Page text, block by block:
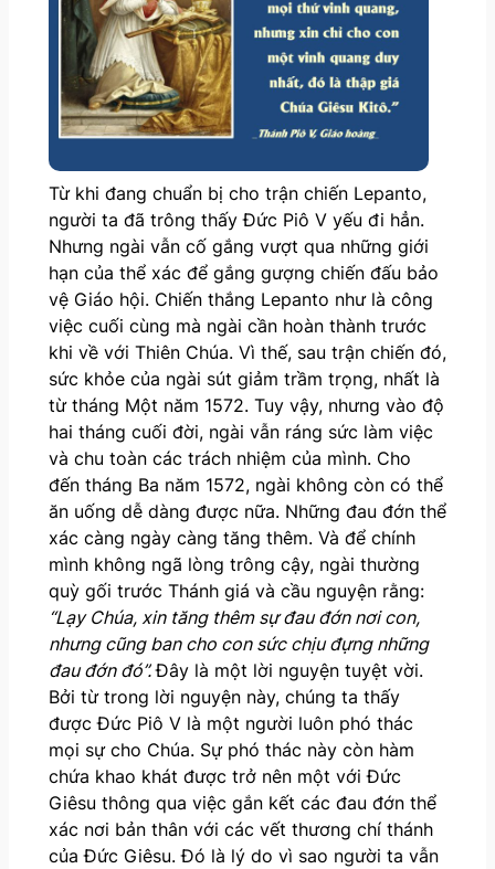
Từ khi đang chuẩn bị cho trận chiến Lepanto,
người ta đã trông thấy Đức Piô V yếu đi hẳn.
Nhưng ngài vẫn cố gắng vượt qua những giới
hạn của thể xác để gắng gượng chiến đấu bảo
vệ Giáo hội. Chiến thắng Lepanto như là công
việc cuối cùng mà ngài cần hoàn thành trước
khi về với Thiên Chúa. Vì thế, sau trận chiến đó,
sức khỏe của ngài sút giảm trầm trọng, nhất là
từ tháng Một năm 1572. Tuy vậy, nhưng vào độ
hai tháng cuối đời, ngài vẫn ráng sức làm việc
và chu toàn các trách nhiệm của mình. Cho
đến tháng Ba năm 1572, ngài không còn có thể
ăn uống dễ dàng được nữa. Những đau đớn thể
xác càng ngày càng tăng thêm. Và để chính
mình không ngã lòng trông cậy, ngài thường
quỳ gối trước Thánh giá và cầu nguyện rằng:
“Lạy Chúa, xin tăng thêm sự đau đớn nơi con,
nhưng cũng ban cho con sức chịu đựng những
đau đớn đó”.Đây là một lời nguyện tuyệt vời.
Bởi từ trong lời nguyện này, chúng ta thấy
được Đức Piô V là một người luôn phó thác
mọi sự cho Chúa. Sự phó thác này còn hàm
chứa khao khát được trở nên một với Đức
Giêsu thông qua việc gắn kết các đau đớn thể
xác nơi bản thân với các vết thương chí thánh
của Đức Giêsu. Đó là lý do vì sao người ta vẫn